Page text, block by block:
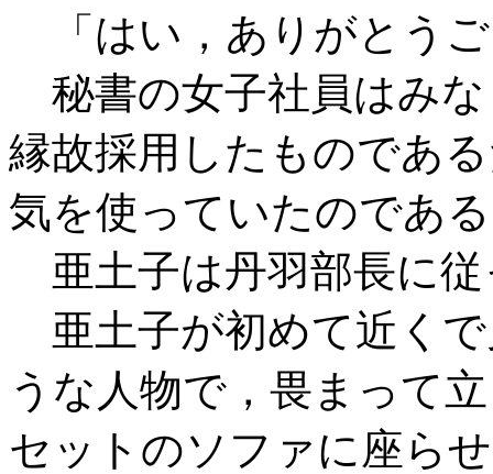
「はい，ありがとう
秘書の女子社員はみ
縁故採用したものであ
気を使っていたのであ
亜土子は丹羽部長に
亜土子が初めて近く
うな人物で，畏まって
セットのソファに座ら